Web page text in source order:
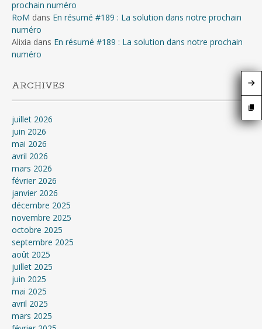
prochain numéro
RoM dans En résumé #189 : La solution dans notre prochain
numéro
Alixia dans En résumé #189 : La solution dans notre prochain
numéro
ARCHIVES
juillet 2026
juin 2026
mai 2026
avril 2026
mars 2026
février 2026
janvier 2026
décembre 2025
novembre 2025
octobre 2025
septembre 2025
août 2025
juillet 2025
juin 2025
mai 2025
avril 2025
mars 2025